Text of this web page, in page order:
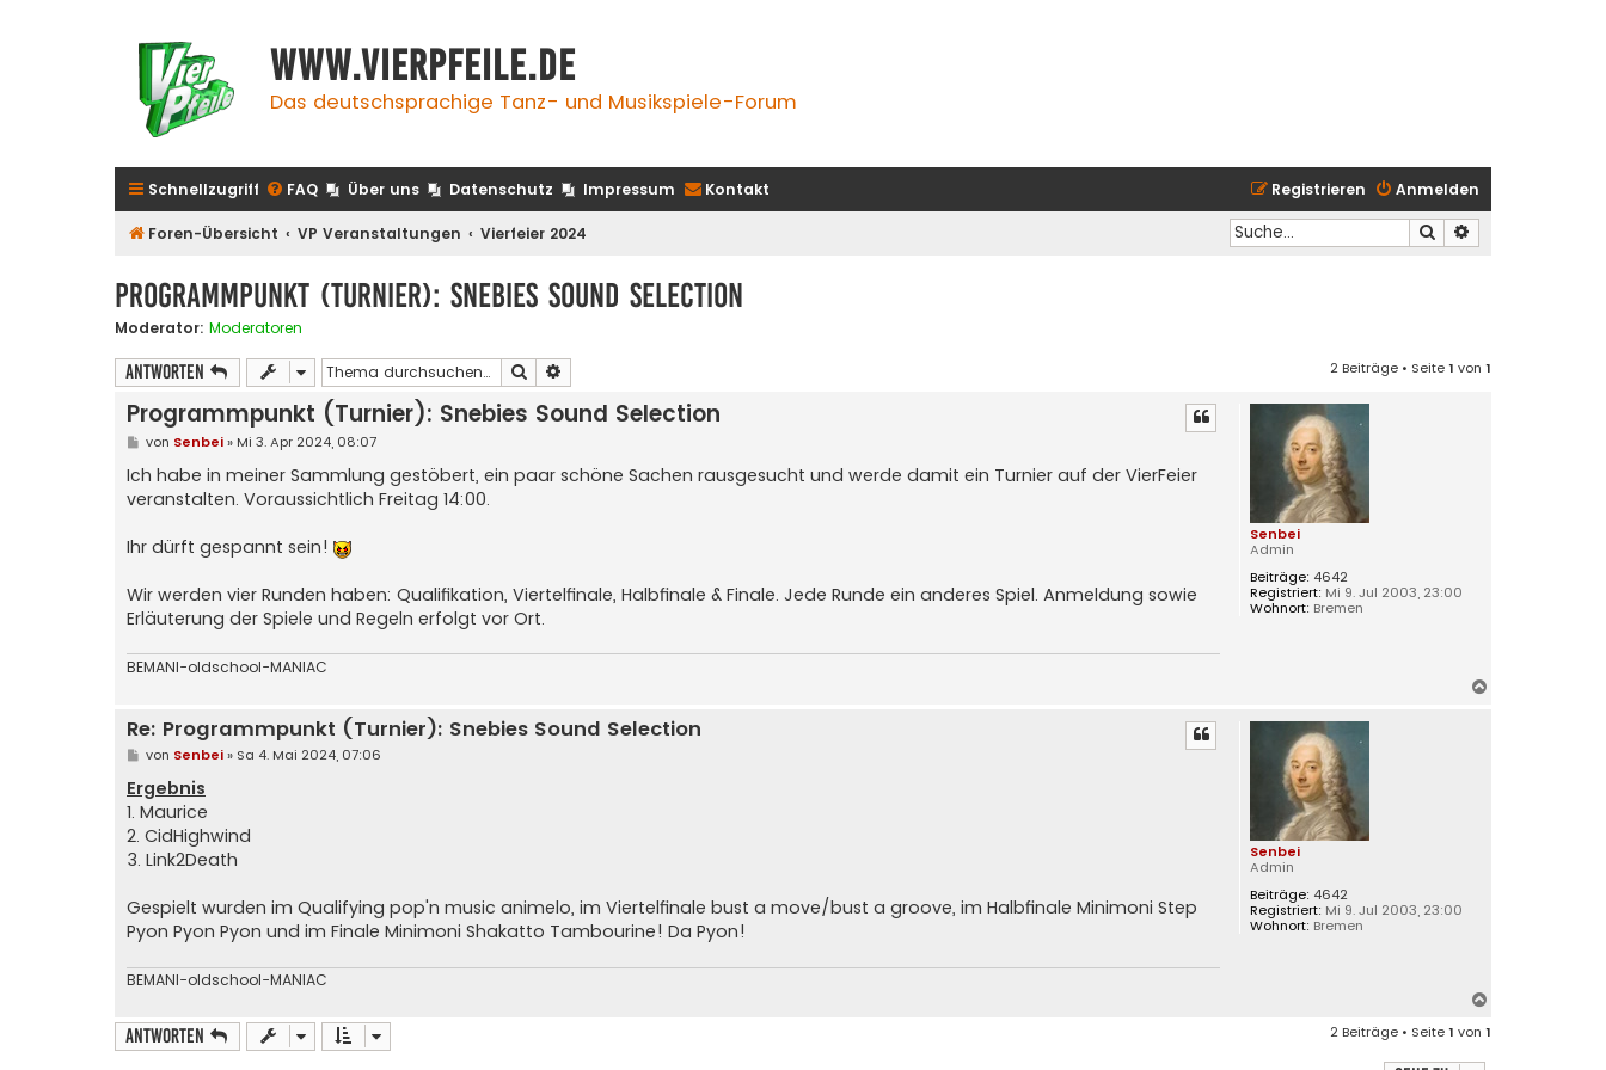
www.vierpfeile.de
Das deutschsprachige Tanz- und Musikspiele-Forum
Schnellzugriff FAQ Über uns Datenschutz Impressum Kontakt Anmelden
Registrieren
Foren-Übersicht VP Veranstaltungen Vierfeier 2024 Suche
Programmpunkt (Turnier): Snebies Sound Selection
Moderator: Moderatoren
Antworten Suche 2 Beiträge • Seite1 von 1
Senbei
Admin
Beiträge: 4642
Registriert: Mi 9. Jul 2003, 23:00
Wohnort: Bremen
Programmpunkt (Turnier): Snebies Sound Selection
B
i
t
r
von Senbei» Mi 3. Apr 2024, 08:07
Ich habe in meiner Sammlung gestöbert, ein paar schöne Sachen rausgesucht und werde damit ein Turnier auf der VierFeier
veranstalten. Voraussichtlich Freitag 14:00.
Ihr dürft gespannt sein!
Wir werden vier Runden haben: Qualifikation, Viertelfinale, Halbfinale & Finale. Jede Runde ein anderes Spiel. Anmeldung sowie
Erläuterung der Spiele und Regeln erfolgt vor Ort.
BEMANI-oldschool-MANIAC
Senbei
Admin
Beiträge: 4642
Registriert: Mi 9. Jul 2003, 23:00
Wohnort: Bremen
Re: Programmpunkt (Turnier): Snebies Sound Selection
B
i
t
r
a
g
von Senbei» Sa 4. Mai 2024, 07:06
Ergebnis
1. Maurice
2. CidHighwind
3. Link2Death
Gespielt wurden im Qualifying pop'n music animelo, im Viertelfinale bust a move/bust a groove, im Halbfinale Minimoni Step
Pyon Pyon Pyon und im Finale Minimoni Shakatto Tambourine! Da Pyon!
BEMANI-oldschool-MANIAC
Antworten 2 Beiträge • Seite1 von 1